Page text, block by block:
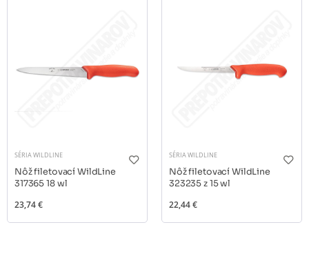
SÉRIA WILDLINE
Nôž filetovací WildLine
317365 18 wl
23,74 €
SÉRIA WILDLINE
Nôž filetovací WildLine
323235 z 15 wl
22,44 €